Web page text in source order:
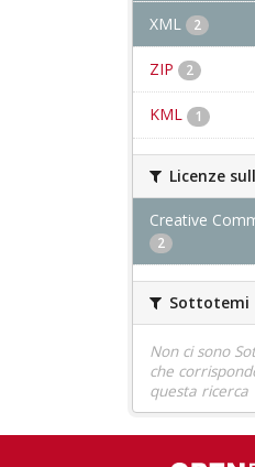
XML 2
ZIP 2
KML 1
Licenze
Creative
2
Sottotemi
Non ci sono
che
questa ricerca